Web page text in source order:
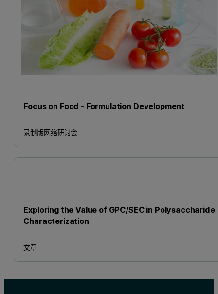
Focus on Food - Formulation Development
录制版网络研讨会
Exploring the Value of GPC/SEC in Polysaccharide
Characterization
文章